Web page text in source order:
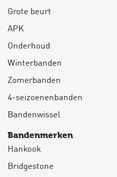
Grote beurt
APK
Onderhoud
Winterbanden
Zomerbanden
4-seizoenenbanden
Bandenwissel
Bandenmerken
Hankook
Bridgestone